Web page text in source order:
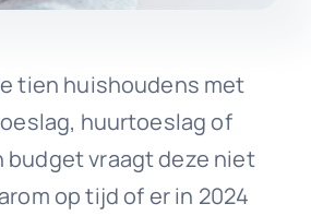
tien huishoudens met
huurtoeslag of
budget vraagt deze niet
op tijd of er in 2024